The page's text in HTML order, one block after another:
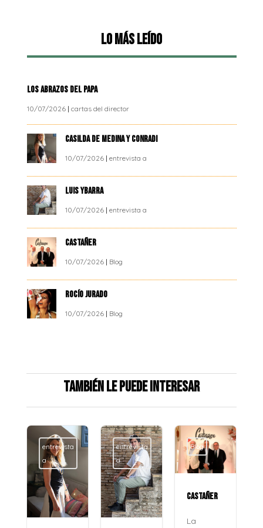
Lo más leído
LOS ABRAZOS DEL PAPA
10/07/2026| cartas del director
CASILDA DE MEDINA Y CONRADI
10/07/2026| entrevista a
LUIS YBARRA
10/07/2026| entrevista a
CASTAÑER
10/07/2026| Blog
ROCÍO JURADO
10/07/2026| Blog
También le puede interesar
entrevista
a
entrevista
a
Blog
CASTAÑER
La